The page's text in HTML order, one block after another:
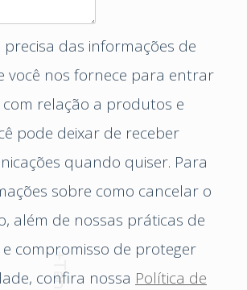
precisa das informações de
você nos fornece para entrar
relação a produtos e
pode deixar de receber
quando quiser. Para
sobre como cancelar o
além de nossas práticas de
compromisso de proteger
confira nossa Política de